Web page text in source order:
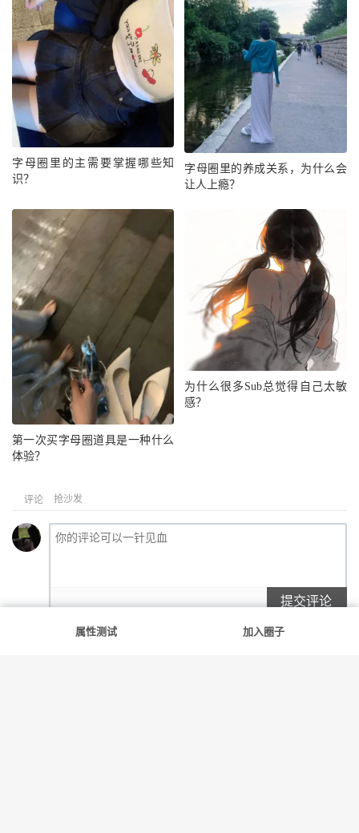
字母圈里的主需要掌握哪些知
识？
字母圈里的养成关系，为什么会
让人上瘾？
第一次买字母圈道具是一种什么
体验？
为什么很多Sub总觉得自己太敏
感？
评论 抢沙发
提交评论
属性测试 加入圈子